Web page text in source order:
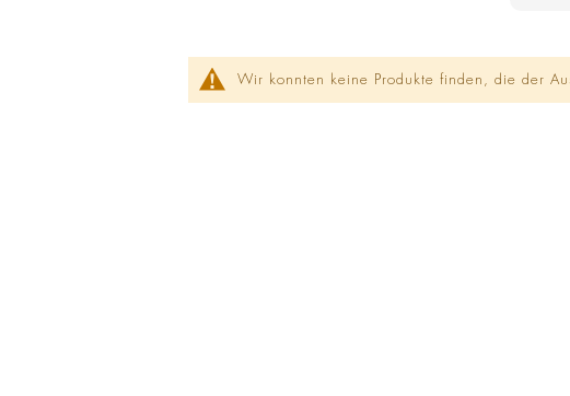
Wir konnten keine Produkte finden, die der